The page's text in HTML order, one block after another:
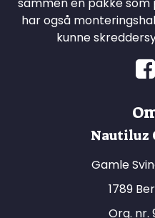
har også
kunne
Nautiluz
Gamle
1789
Org. nr.